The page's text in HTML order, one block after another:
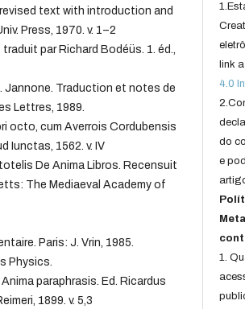
text with introduction and
Press, 1970. v. 1–2
par Richard Bodéüs. 1. éd.,
Jannone. Traduction et notes de
Lettres, 1989.
octo, cum Averrois Cordubensis
Iunctas, 1562. v. IV
De Anima Libros. Recensuit
The Mediaeval Academy of
Paris: J. Vrin, 1985.
Physics.
paraphrasis. Ed. Ricardus
1899. v. 5,3
link
4.0
do
e
1.